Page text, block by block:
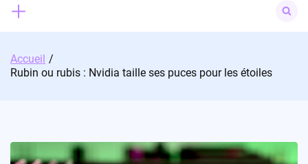
for:
Accueil
Rubin ou rubis : Nvidia taille ses puces pour les étoiles